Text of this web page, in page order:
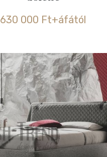
630 000 Ft+áfától